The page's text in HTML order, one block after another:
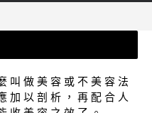
叫 做 美 容 或 不 美 容 法
加 以 剖 析 ， 再 配 合 人